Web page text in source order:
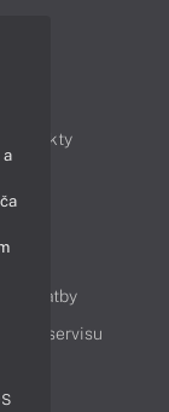
Produkty
a platby
Cenník servisu
a